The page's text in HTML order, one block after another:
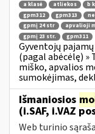
a klasė atliekos b
gpm312
gpm313
gpmį 24 str
apvalioji
gpmį 23 str.
gpm311
Gyventojų
(pagal abėcėlę) »
miško, apvalios
sumokėjimas,
Išmaniosios
(i.SAF, i.VAZ
Web turinio